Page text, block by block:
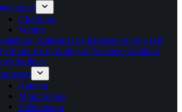
Globisens
Vernier
foderbræt og kameraer til byg selv
dyrkning og Science produkter
Kamera
Mini printere
Vildtkamera